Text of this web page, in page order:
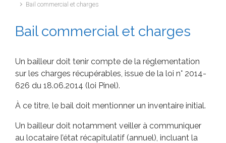
Bail commercial et charges
Bail commercial et charges
Un bailleur doit tenir compte de la réglementation
sur les charges récupérables, issue de la loi n° 2014-
626 du 18.06.2014 (loi Pinel).
À ce titre, le bail doit mentionner un inventaire initial.
Un bailleur doit notamment veiller à communiquer
au locataire l’état récapitulatif (annuel), incluant la